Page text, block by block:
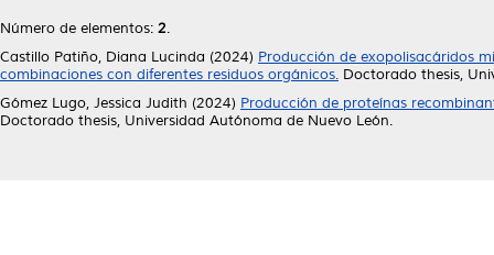
Número de elementos: 2.
Castillo Patiño, Diana Lucinda (2024) Producción de exopolisacáridos
combinaciones con diferentes residuos orgánicos. Doctorado thesis,
Gómez Lugo, Jessica Judith (2024) Producción de proteínas
Doctorado thesis, Universidad Autónoma de Nuevo León.